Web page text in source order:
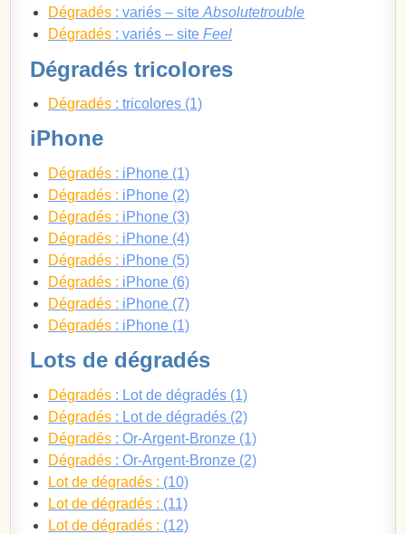
Dégradés : variés – siteAbsolutetrouble
Dégradés : variés – siteFeel
Dégradés tricolores
Dégradés : tricolores (1)
iPhone
Dégradés : iPhone (1)
Dégradés : iPhone (2)
Dégradés : iPhone (3)
Dégradés : iPhone (4)
Dégradés : iPhone (5)
Dégradés : iPhone (6)
Dégradés : iPhone (7)
Dégradés : iPhone (1)
Lots de dégradés
Dégradés : Lot de dégradés (1)
Dégradés : Lot de dégradés (2)
Dégradés : Or-Argent-Bronze (1)
Dégradés : Or-Argent-Bronze (2)
Lot de dégradés : (10)
Lot de dégradés : (11)
Lot de dégradés : (12)